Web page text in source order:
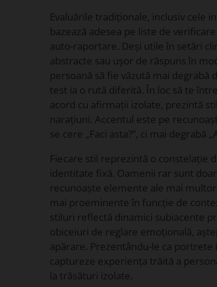
Evaluările tradiționale, inclusiv cele
bazează adesea pe liste de
auto-raportare. Deși utile în setări
abstracte sau ușor de răspuns în
persoană să fie văzută mai degrabă
test ia o rută diferită. În loc să te
acord cu afirmații izolate, prezintă
narațiuni. Accentul este pe
se cere „Faci asta?”, ci mai degrabă
Fiecare stil reprezintă o constelație
identitate fixă. Oamenii rar sunt
recunoaște elemente ale mai
mai proeminente în funcție de
stiluri reflectă dinamici subiacente
obiceiuri de reglare emoțională,
apărare. Prezentându-le ca
captureze experiența trăită a
la trăsături izolate.